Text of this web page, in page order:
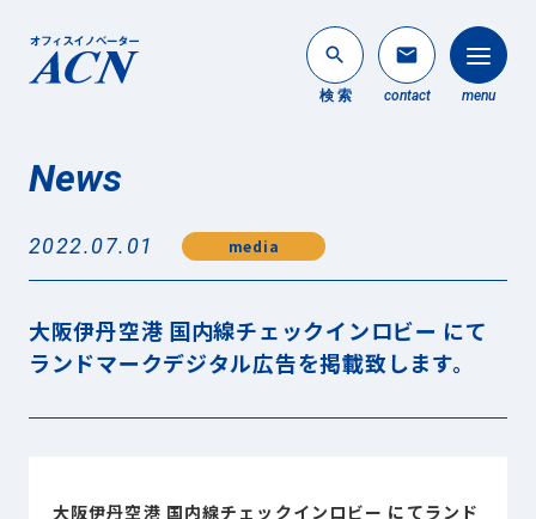
search
検 索
mail
contact menu
法人のお客様
個人のお客様
About ACN
ACNについて
事業内容
News
2022.07.01 media
大阪伊丹空港 国内線チェックインロビー にて
ランドマークデジタル広告を掲載致します。
大阪伊丹空港 国内線チェックインロビー にてランド